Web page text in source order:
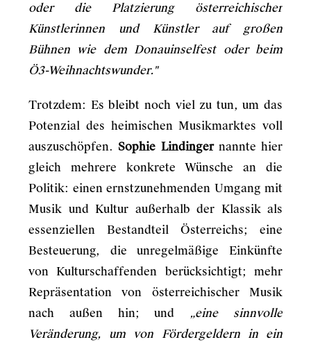
oder die Platzierung österreichischer
Künstlerinnen und Künstler auf großen
Bühnen wie dem Donauinselfest oder beim
Ö3-Weihnachtswunder."
Trotzdem: Es bleibt noch viel zu tun, um das
Potenzial des heimischen Musikmarktes voll
auszuschöpfen. Sophie Lindingernannte hier
gleich mehrere konkrete Wünsche an die
Politik: einen ernstzunehmenden Umgang mit
Musik und Kultur außerhalb der Klassik als
essenziellen Bestandteil Österreichs; eine
Besteuerung, die unregelmäßige Einkünfte
von Kulturschaffenden berücksichtigt; mehr
Repräsentation von österreichischer Musik
nach außen hin; und „eine sinnvolle
Veränderung, um von Fördergeldern in ein